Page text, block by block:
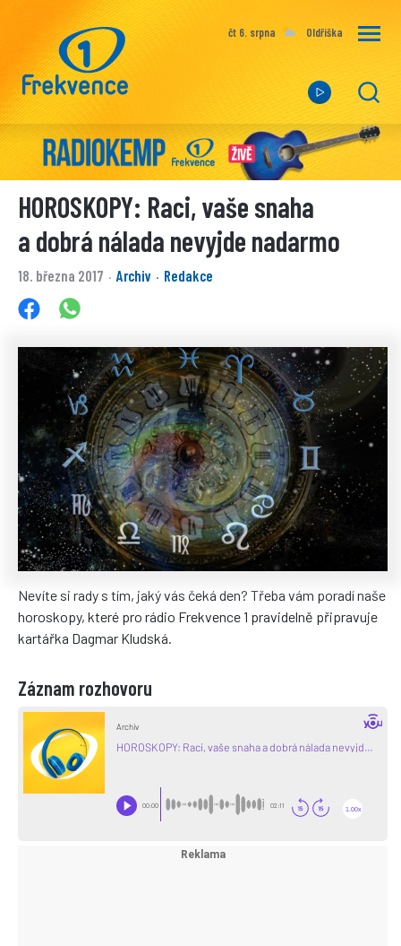
čt 6. srpna Oldřiška
HOROSKOPY: Raci, vaše snaha
a dobrá nálada nevyjde nadarmo
18. března 2017 · Archiv · Redakce
Nevíte si rady s tím, jaký vás čeká den? Třeba vám poradí naše
horoskopy, které pro rádio Frekvence 1 pravidelně připravuje
kartářka Dagmar Kludská.
Záznam rozhovoru